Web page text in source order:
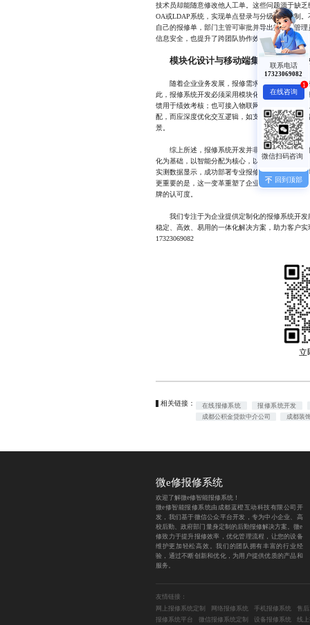
技术员却能随意修改他人工单。这些问题源于缺
OA或LDAP系统，实现单点登录与分级权限控制
自己的报修单，部门主管可审批并导出报表，管
信息安全，也提升了跨团队协作效率。
模块化设计与移动端集成：灵活应
随着企业业务发展，报修需求也会随之演进。
此，报修系统开发必须采用模块化架构，支持功
馈用于绩效考核；也可接入物联网设备，实现自
配，而应深度优化交互逻辑，如支持离线提交、
景。
综上所述，报修系统开发并非简单的信息化替
化为基础，以智能分配为核心，以数据洞察为延
实测数据显示，成功部署专业报修系统的组织，
更重要的是，这一变革重塑了企业内部的服务文
牌的认可度。
我们专注于为企业提供定制化的报修系统开发
稳定、高效、易用的一体化解决方案，助力客户
17323069082
立
相关链接： 在线报修系统
报修系统开发
成都公积金贷款中介公司
成都装
微e修报修系统
欢迎了解微e修智能报修系统！
微e修智能报修系统由成都蓝橙互动科技有限公司开
发，我们基于微信公众平台开发，专为中小企业、高
校后勤、政府部门量身定制的后勤报修解决方案。微e
修致力于提升报修效率，优化管理流程，让您的设备
维护更加轻松高效。我们的团队拥有丰富的行业经
验，通过不断创新和优化，为用户提供优质的产品和
服务。
友情链接：
网上报修系统定制
网络报修系统 手机报修系统
售
报修系统平台
微信报修系统定制 设备报修系统 线
联系电话
17323069082
在线咨询
1
回到顶部